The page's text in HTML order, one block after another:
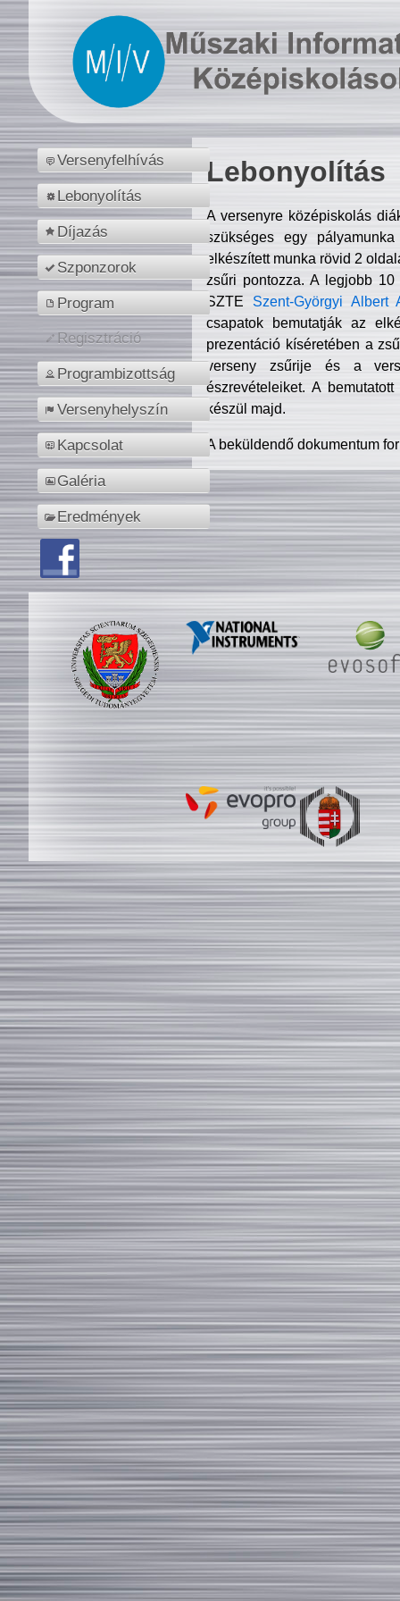
Versenyfelhívás
Lebonyolítás
Díjazás
Szponzorok
Program
Regisztráció
Programbizottság
Versenyhelyszín
Kapcsolat
Galéria
Eredmények
Lebonyolítás
A versenyre középiskolás
szükséges egy
elkészített munka rövid 2
zsűri pontozza. A legjobb
SZTE Szent-Györgyi Albert
csapatok bemutatják az
prezentáció kíséretében a
verseny zsűrije és a
észrevételeiket. A
készül majd.
A beküldendő dokumentum